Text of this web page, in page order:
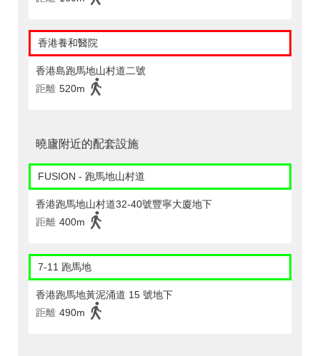
香港養和醫院
香港島跑馬地山村道二號
距離 520m
曉廬附近的配套設施
FUSION - 跑馬地山村道
香港跑馬地山村道32-40號豐寧大廈地下
距離 400m
7-11 跑馬地
香港跑馬地黃泥涌道 15 號地下
距離 490m